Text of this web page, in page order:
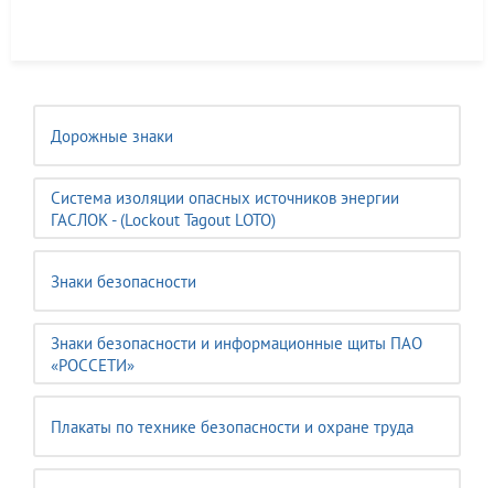
Дорожные знаки
Система изоляции опасных источников энергии
ГАСЛОК - (Lockout Tagout LOTO)
Знаки безопасности
Знаки безопасности и информационные щиты ПАО
«РОССЕТИ»
Плакаты по технике безопасности и охране труда